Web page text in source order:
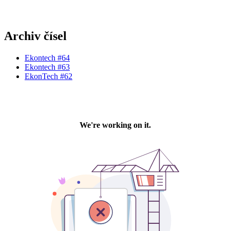
Archiv čísel
Ekontech #64
Ekontech #63
EkonTech #62